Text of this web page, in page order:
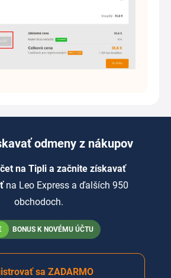
odmeny z nákupov
na Tipli a začnite získavať
na Leo Express a ďalších 950
obchodoch.
BONUS K NOVÉMU ÚČTU
sa ZADARMO